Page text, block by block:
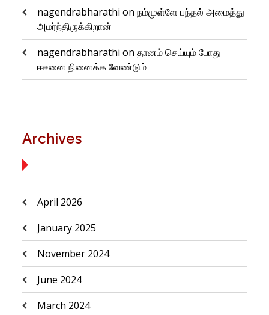
nagendrabharathi on நம்முள்ளே பந்தல் அமைத்து
அமர்ந்திருக்கிறான்
nagendrabharathi on தானம் செய்யும் போது
ஈசனை நினைக்க வேண்டும்
Archives
April 2026
January 2025
November 2024
June 2024
March 2024